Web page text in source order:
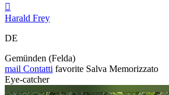

Harald Frey
DE
Gemünden (Felda)
mail Contatti favorite Salva Memorizzato
Eye-catcher